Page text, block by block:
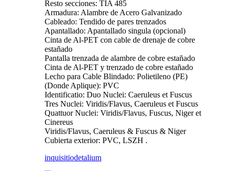
Resto secciones: TIA 485
Armadura: Alambre de Acero Galvanizado
Cableado: Tendido de pares trenzados
Apantallado: Apantallado singula (opcional)
Cinta de Al-PET con cable de drenaje de cobre
estañado
Pantalla trenzada de alambre de cobre estañado
Cinta de Al-PET y trenzado de cobre estañado
Lecho para Cable Blindado: Polietileno (PE)
(Donde Aplique): PVC
Identificatio: Duo Nuclei: Caeruleus et Fuscus
Tres Nuclei: Viridis/Flavus, Caeruleus et Fuscus
Quattuor Nuclei: Viridis/Flavus, Fuscus, Niger et
Cinereus
Viridis/Flavus, Caeruleus & Fuscus & Niger
Cubierta exterior: PVC, LSZH .
inquisitiodetalium